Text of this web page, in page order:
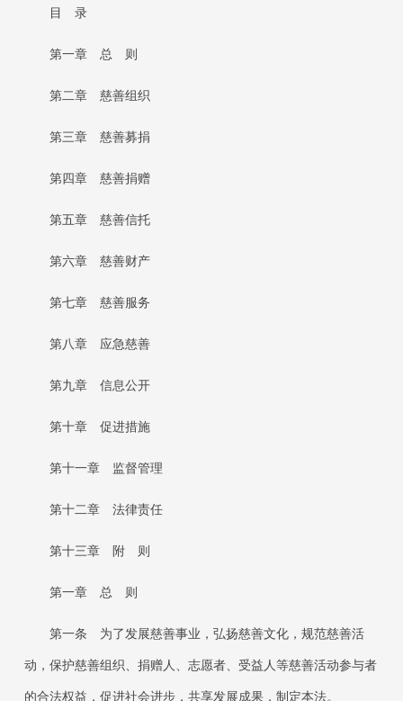
目 录
第一章 总 则
第二章 慈善组织
第三章 慈善募捐
第四章 慈善捐赠
第五章 慈善信托
第六章 慈善财产
第七章 慈善服务
第八章 应急慈善
第九章 信息公开
第十章 促进措施
第十一章 监督管理
第十二章 法律责任
第十三章 附 则
第一章 总 则
第一条 为了发展慈善事业，弘扬慈善文化，规范慈善活
动，保护慈善组织、捐赠人、志愿者、受益人等慈善活动参与者
的合法权益，促进社会进步，共享发展成果，制定本法。